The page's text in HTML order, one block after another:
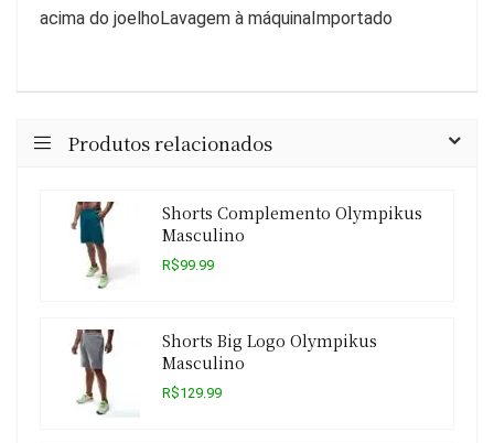
acima do joelhoLavagem à máquinaImportado
Produtos relacionados
Shorts Complemento Olympikus
Masculino
R$99.99
Shorts Big Logo Olympikus
Masculino
R$129.99